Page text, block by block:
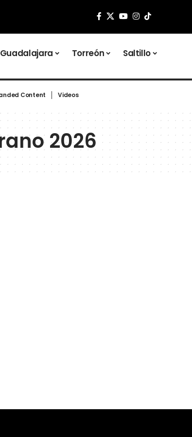
Guadalajara Torreón Saltillo
Content Videos
2026